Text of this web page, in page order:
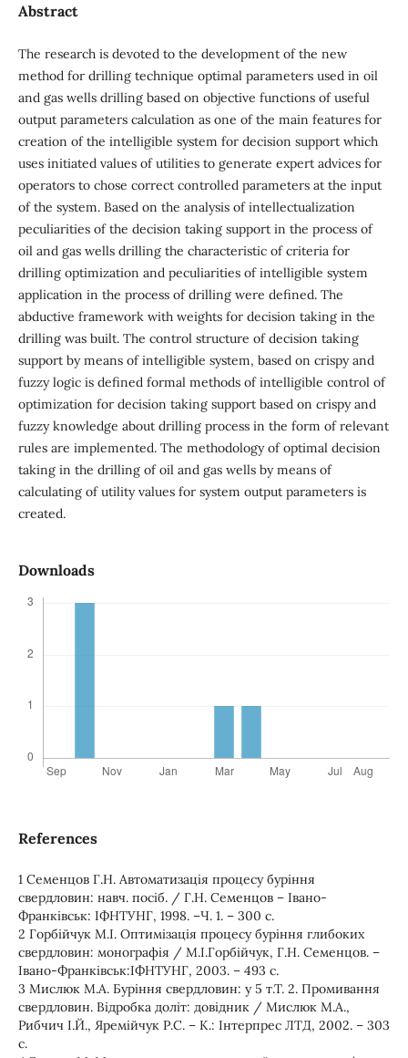
Abstract
The research is devoted to the development of the new
method for drilling technique optimal parameters used in oil
and gas wells drilling based on objective functions of useful
output parameters calculation as one of the main features for
creation of the intelligible system for decision support which
uses initiated values of utilities to generate expert advices for
operators to chose correct controlled parameters at the input
of the system. Based on the analysis of intellectualization
peculiarities of the decision taking support in the process of
oil and gas wells drilling the characteristic of criteria for
drilling optimization and peculiarities of intelligible system
application in the process of drilling were defined. The
abductive framework with weights for decision taking in the
drilling was built. The control structure of decision taking
support by means of intelligible system, based on crispy and
fuzzy logic is defined formal methods of intelligible control of
optimization for decision taking support based on crispy and
fuzzy knowledge about drilling process in the form of relevant
rules are implemented. The methodology of optimal decision
taking in the drilling of oil and gas wells by means of
calculating of utility values for system output parameters is
created.
Downloads
References
1 Семенцов Г.Н. Автоматизація процесу буріння
свердловин: навч. посіб. / Г.Н. Семенцов – Івано-
Франківськ: ІФНТУНГ, 1998. –Ч. 1. – 300 с.
2 Горбійчук М.І. Оптимізація процесу буріння глибоких
свердловин: монографія / М.І.Горбійчук, Г.Н. Семенцов. –
Івано-Франківськ:ІФНТУНГ, 2003. – 493 с.
3 Мислюк М.А. Буріння свердловин: у 5 т.Т. 2. Промивання
свердловин. Відробка доліт: довідник / Мислюк М.А.,
Рибчич І.Й., Яремійчук Р.С. – К.: Інтерпрес ЛТД, 2002. – 303
с.